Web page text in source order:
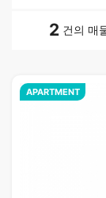
2 건의 매
APARTMENT